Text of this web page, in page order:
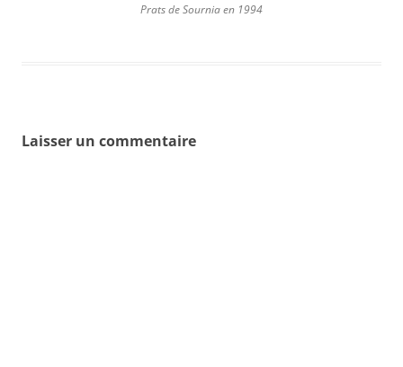
Prats de Sournia en 1994
Laisser un commentaire